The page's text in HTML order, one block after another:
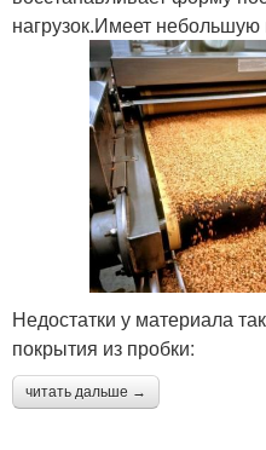
нагрузок.Имеет небольшую
Недостатки у материала
покрытия из пробки:
читать дальше →